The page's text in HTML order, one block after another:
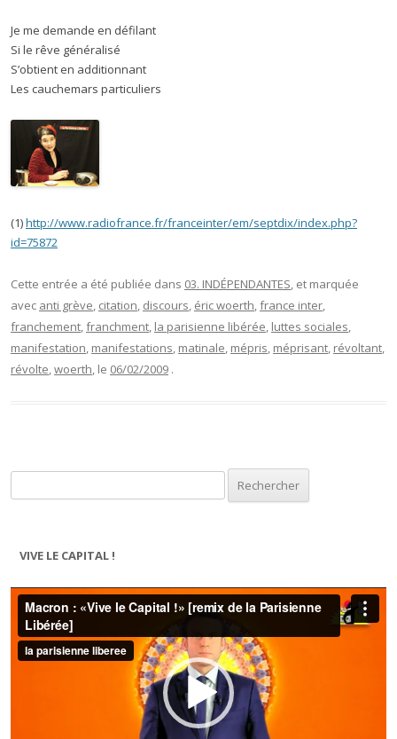
Je me demande en défilant
Si le rêve généralisé
S’obtient en additionnant
Les cauchemars particuliers
(1)http://www.radiofrance.fr/franceinter/em/septdix/index.php?
id=75872
Cette entrée a été publiée dans 03. INDÉPENDANTES, et marquée
avec anti grève, citation, discours, éric woerth,france inter,
franchement,franchment, la parisienne libérée, luttes sociales,
manifestation, manifestations, matinale, mépris, méprisant, révoltant,
révolte,woerth, le 06/02/2009 .
VIVE LE CAPITAL !
Lecteur
vidéo